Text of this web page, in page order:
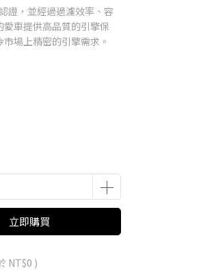
證，並經過過濾效率、容
車提供高品質的引擎保
場上精密的引擎需求。
立即購買
NT$0 )